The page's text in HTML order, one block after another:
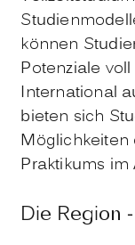
können
Potenziale
International
bieten sich
Möglichkeiten
Praktikums im
Die Region